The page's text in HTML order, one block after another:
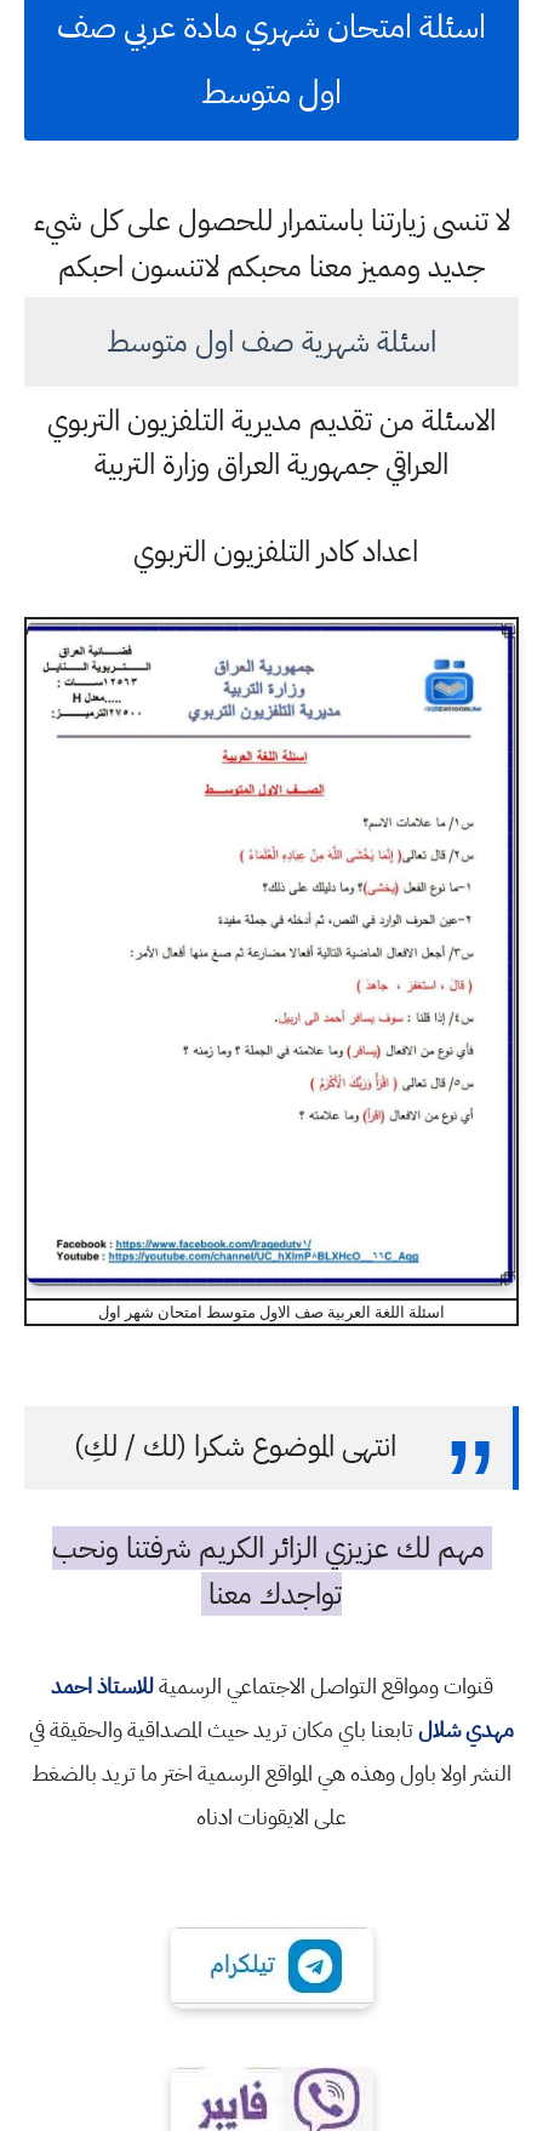
اسئلة امتحان شهري مادة عربي صف
اول متوسط
لا تنسى زيارتنا باستمرار للحصول على كل شيء
جديد ومميز معنا محبكم لاتنسون احبكم
اسئلة شهرية صف اول متوسط
الاسئلة من تقديم مديرية التلفزيون التربوي
العراقي جمهورية العراق وزارة التربية
اعداد كادر التلفزيون التربوي
اسئلة اللغة العربية صف الاول متوسط امتحان شهر اول
انتهى الموضوع شكرا (لك / لكِ)
مهم لك عزيزي الزائر الكريم شرفتنا ونحب
تواجدك معنا
قنوات ومواقع التواصل الاجتماعي الرسميةللاستاذ احمد
مهدي شلالتابعنا باي مكان تريد حيث المصداقية والحقيقة في
النشر اولا باول وهذه هي المواقع الرسمية اختر ما تريد بالضغط
على الايقونات ادناه